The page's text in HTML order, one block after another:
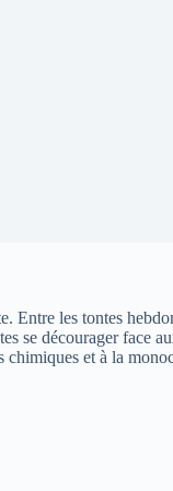
les tontes
se décourager face
chimiques et à la